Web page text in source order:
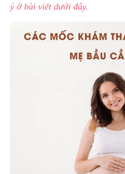
ý ở bài viết dưới đây.